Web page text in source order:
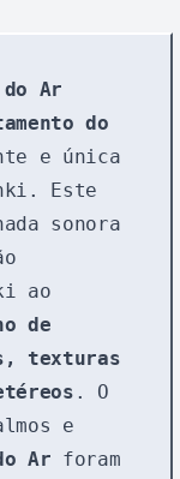
Ar
do
e única
Este
sonora
ao
de
texturas
. O
e
Ar foram